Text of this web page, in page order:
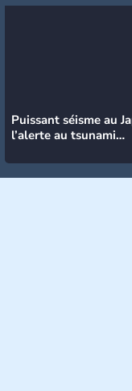
Puissant séisme au
l’alerte au tsunami